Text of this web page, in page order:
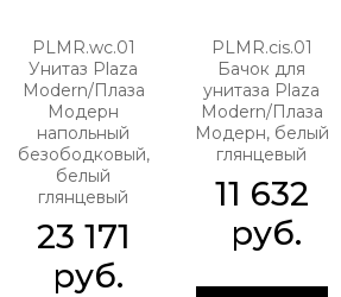
PLMR.wc.01
Унитаз Plaza
Modern/Плаза
Модерн
напольный
безободковый,
белый
глянцевый
23 171
руб.
PLMR.cis.01
Бачок для
унитаза Plaza
Modern/Плаза
Модерн, белый
глянцевый
11 632
руб.